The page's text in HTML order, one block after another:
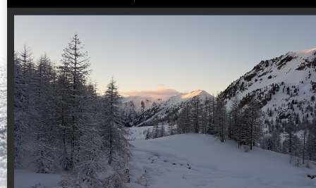
Aujourd'hui : T° Min :°CT° Max :°C |
Suivez en direct l'actualité des stations